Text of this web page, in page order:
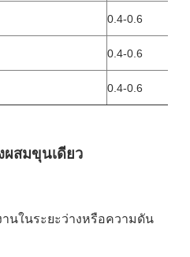
0.4-0.6
0.4-0.6
0.4-0.6
ผสมขุนเดียว
นในระยะว่างหรือความดัน